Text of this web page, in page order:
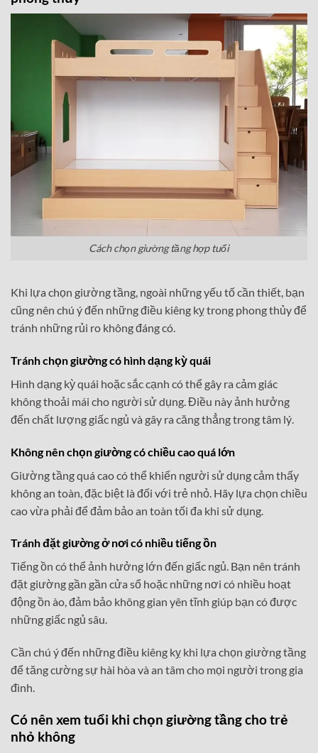
Cách chọn giường tầng hợp tuổi
Khi lựa chọn giường tầng, ngoài những yếu tố cần thiết, bạn
cũng nên chú ý đến những điều kiêng kỵ trong phong thủy để
tránh những rủi ro không đáng có.
Tránh chọn giường có hình dạng kỳ quái
Hình dạng kỳ quái hoặc sắc cạnh có thể gây ra cảm giác
không thoải mái cho người sử dụng. Điều này ảnh hưởng
đến chất lượng giấc ngủ và gây ra căng thẳng trong tâm lý.
Không nên chọn giường có chiều cao quá lớn
Giường tầng quá cao có thể khiến người sử dụng cảm thấy
không an toàn, đặc biệt là đối với trẻ nhỏ. Hãy lựa chọn chiều
cao vừa phải để đảm bảo an toàn tối đa khi sử dụng.
Tránh đặt giường ở nơi có nhiều tiếng ồn
Tiếng ồn có thể ảnh hưởng lớn đến giấc ngủ. Bạn nên tránh
đặt giường gần gần cửa sổ hoặc những nơi có nhiều hoạt
động ồn ào, đảm bảo không gian yên tĩnh giúp bạn có được
những giấc ngủ sâu.
Cần chú ý đến những điều kiêng kỵ khi lựa chọn giường tầng
để tăng cường sự hài hòa và an tâm cho mọi người trong gia
đình.
Có nên xem tuổi khi chọn giường tầng cho trẻ
nhỏ không